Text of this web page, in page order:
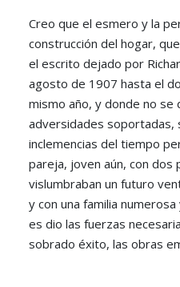
Creo que el esmero y la
construcción del hogar,
el escrito dejado por
agosto de 1907 hasta el
mismo año, y donde no se
adversidades soportadas,
inclemencias del tiempo
pareja, joven aún, con dos
vislumbraban un futuro
y con una familia
es dio las fuerzas
sobrado éxito, las obras